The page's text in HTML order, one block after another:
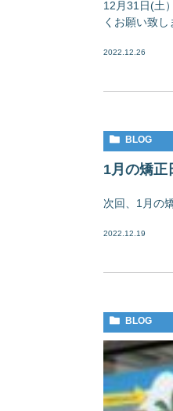
12月31日(土
くお願い致し
2022.12.26
BLOG
1月の矯正
次回、1月の
2022.12.19
BLOG